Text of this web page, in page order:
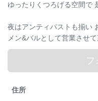
ゆったりくつろげる空間で
夜はアンティパストも揃い
メン&バルとして営業させ
フ
住所